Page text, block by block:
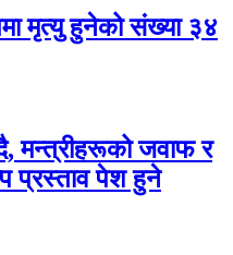
मृत्यु हुनेको संख्या ३४
मन्त्रीहरूको जवाफ र
प्रस्ताव पेश हुने